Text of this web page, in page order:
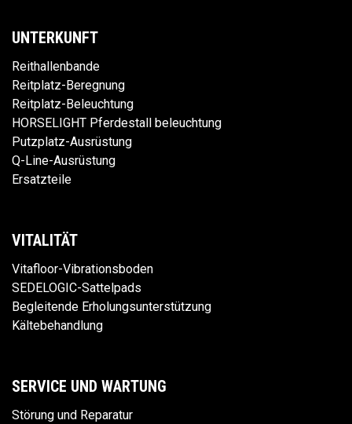
UNTERKUNFT
Reithallenbande
Reitplatz-Beregnung
Reitplatz-Beleuchtung
HORSELIGHT Pferdestall beleuchtung
Putzplatz-Ausrüstung
Q-Line-Ausrüstung
Ersatzteile
VITALITÄT
Vitafloor-Vibrationsboden
SEDELOGIC-Sattelpads
Begleitende Erholungsunterstützung
Kältebehandlung
SERVICE UND WARTUNG
Störung und Reparatur